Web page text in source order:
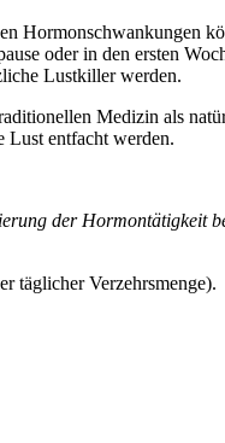
Hormonschwankungen
oder in den ersten
Lustkiller werden.
Medizin als
Lust entfacht werden.
der Hormontätigkeit
täglicher Verzehrsmenge).